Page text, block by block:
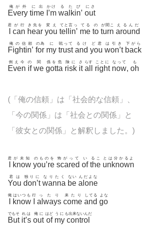
Every
俺が外
time
に出
I’m
かけ
walkin’
るたび
out
にさ
君
can
が行
hear
き先を
you
変え
tellin’
てと言っ
me
てる
to
の
turn
が聞こ
around
えるんだ
Fightin’
俺の信頼
for
の為
my
に
trust
戦って
and
るけ
you
ど君
won’t
は引き
back
下がら
Even
例え今
if
の
we
関
gotta
係を危
risk
険に
it
さ
all
らす
right
ことに
now
なって
, oh
も
(「俺の信頼」は「社会的な信頼」、
「今の関係」は「社会との関係」と
「彼女との関係」と解釈しました。)
君
know
が未知
you’re
のものを
scared
怖がって
of
い
the
るこ
unknown
とは分かるよ
You
君は
don’t
独りに
wanna
なりたく
be
ない
alone
んだよな
俺
know
はいつも 行
always
ったり
come
来たり
and
してる
go
よな
But
でもそ
it’s
れは
out
俺に
of
はど
my
うに
control
も出来ないんだ